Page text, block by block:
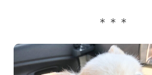
＊ ＊ ＊